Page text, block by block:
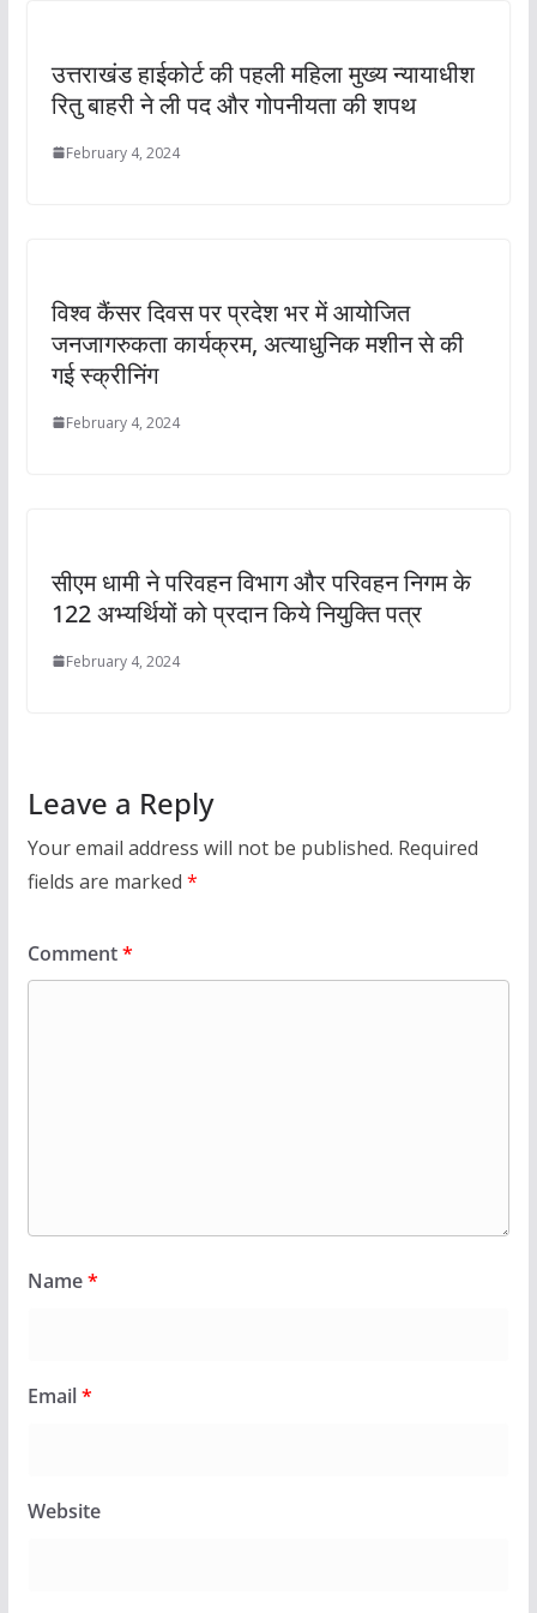
उत्तराखंड हाईकोर्ट की पहली महिला मुख्य न्यायाधीश
रितु बाहरी ने ली पद और गोपनीयता की शपथ
February 4, 2024
विश्व कैंसर दिवस पर प्रदेश भर में आयोजित
जनजागरुकता कार्यक्रम, अत्याधुनिक मशीन से की
गई स्क्रीनिंग
February 4, 2024
सीएम धामी ने परिवहन विभाग और परिवहन निगम के
122 अभ्यर्थियों को प्रदान किये नियुक्ति पत्र
February 4, 2024
Leave a Reply
Your email address will not be published. Required
fields are marked *
Comment*
Name*
Email*
Website